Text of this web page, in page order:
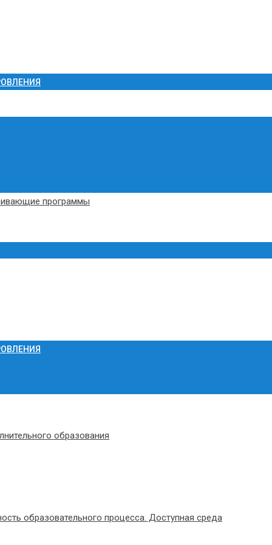
программы
образования
образовательного процесса. Доступная среда